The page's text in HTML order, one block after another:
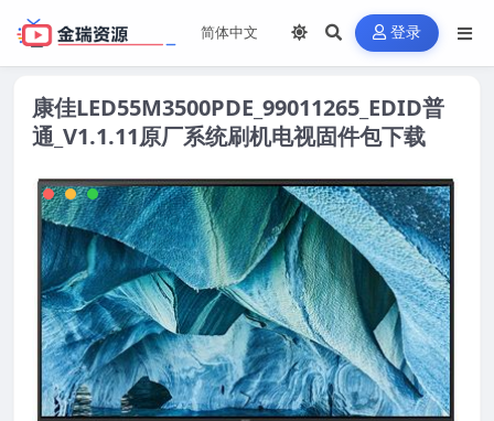
登录
康佳LED55M3500PDE_99011265_EDID普
通_V1.1.11原厂系统刷机电视固件包下载